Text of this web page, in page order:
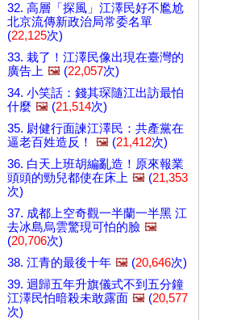
32. 高層「探風」江澤民好不尷尬
北京流傳新政治局常委名單
(22,125次)
33. 栽了！江澤民像出現在臺灣的
廣告上 🖼️ (22,057次)
34. 小笑話：錢其琛隨江出訪最怕
什麼 🖼️ (21,514次)
35. 尉健行面諫江澤民：共產黨在
逼老百姓造反！
🖼️ (21,412次)
36. 白天上班胡編亂造！原來報業
頭頭的勁兒都使在床上 🖼️ (21,353
次)
37. 成都上空奇觀一半蘭一半黑 江
去冰島烏雲驚現可怕的臉 🖼️
(20,706次)
38. 江青的最後十年 🖼️ (20,646次)
39. 迴歸五年升旗儀式不到五分鐘
江澤民怕暗殺未敢露面 🖼️ (20,577
次)